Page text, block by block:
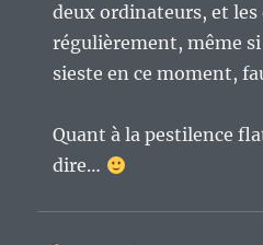
deux ordinateurs, et les
régulièrement, même
sieste en ce moment,
Quant à la pestilence
dire…